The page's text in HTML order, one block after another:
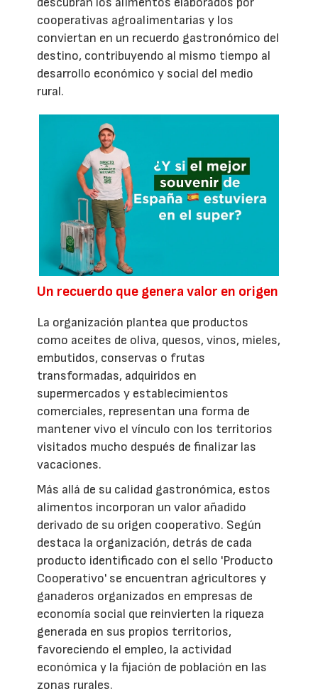
cooperativas agroalimentarias y los
conviertan en un recuerdo gastronómico del
destino, contribuyendo al mismo tiempo al
desarrollo económico y social del medio
rural.
Un recuerdo que genera valor en origen
La organización plantea que productos
como aceites de oliva, quesos, vinos, mieles,
embutidos, conservas o frutas
transformadas, adquiridos en
supermercados y establecimientos
comerciales, representan una forma de
mantener vivo el vínculo con los territorios
visitados mucho después de finalizar las
vacaciones.
Más allá de su calidad gastronómica, estos
alimentos incorporan un valor añadido
derivado de su origen cooperativo. Según
destaca la organización, detrás de cada
producto identificado con el sello 'Producto
Cooperativo' se encuentran agricultores y
ganaderos organizados en empresas de
economía social que reinvierten la riqueza
generada en sus propios territorios,
favoreciendo el empleo, la actividad
económica y la fijación de población en las
zonas rurales.